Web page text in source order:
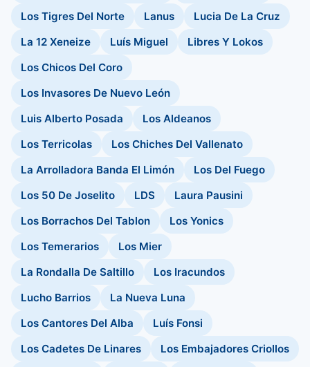
Los Tigres Del Norte
Lanus
Lucia De La Cruz
La 12 Xeneize
Luís Miguel
Libres Y Lokos
Los Chicos Del Coro
Los Invasores De Nuevo León
Luis Alberto Posada
Los Aldeanos
Los Terricolas
Los Chiches Del Vallenato
La Arrolladora Banda El Limón
Los Del Fuego
Los 50 De Joselito
LDS
Laura Pausini
Los Borrachos Del Tablon
Los Yonics
Los Temerarios
Los Mier
La Rondalla De Saltillo
Los Iracundos
Lucho Barrios
La Nueva Luna
Los Cantores Del Alba
Luís Fonsi
Los Cadetes De Linares
Los Embajadores Criollos